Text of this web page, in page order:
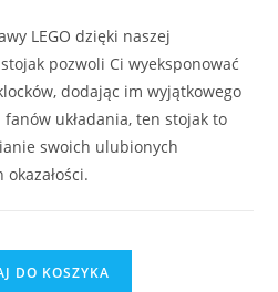
LEGO dzięki naszej
pozwoli Ci wyeksponować
dodając im wyjątkowego
układania, ten stojak to
swoich ulubionych
okazałości.
DO KOSZYKA